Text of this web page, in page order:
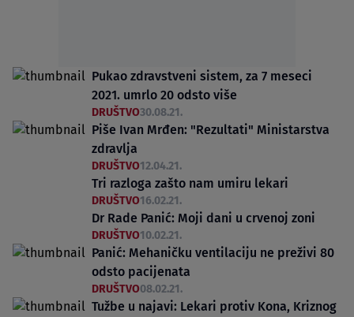
Pukao zdravstveni sistem, za 7 meseci
2021. umrlo 20 odsto više
DRUŠTVO30.08.21.
Piše Ivan Mrđen: "Rezultati" Ministarstva
zdravlja
DRUŠTVO12.04.21.
Tri razloga zašto nam umiru lekari
DRUŠTVO16.02.21.
Dr Rade Panić: Moji dani u crvenoj zoni
DRUŠTVO10.02.21.
Panić: Mehaničku ventilaciju ne preživi 80
odsto pacijenata
DRUŠTVO08.02.21.
Tužbe u najavi: Lekari protiv Kona, Kriznog